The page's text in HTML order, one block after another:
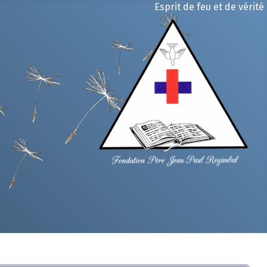
Esprit de feu et de vérité